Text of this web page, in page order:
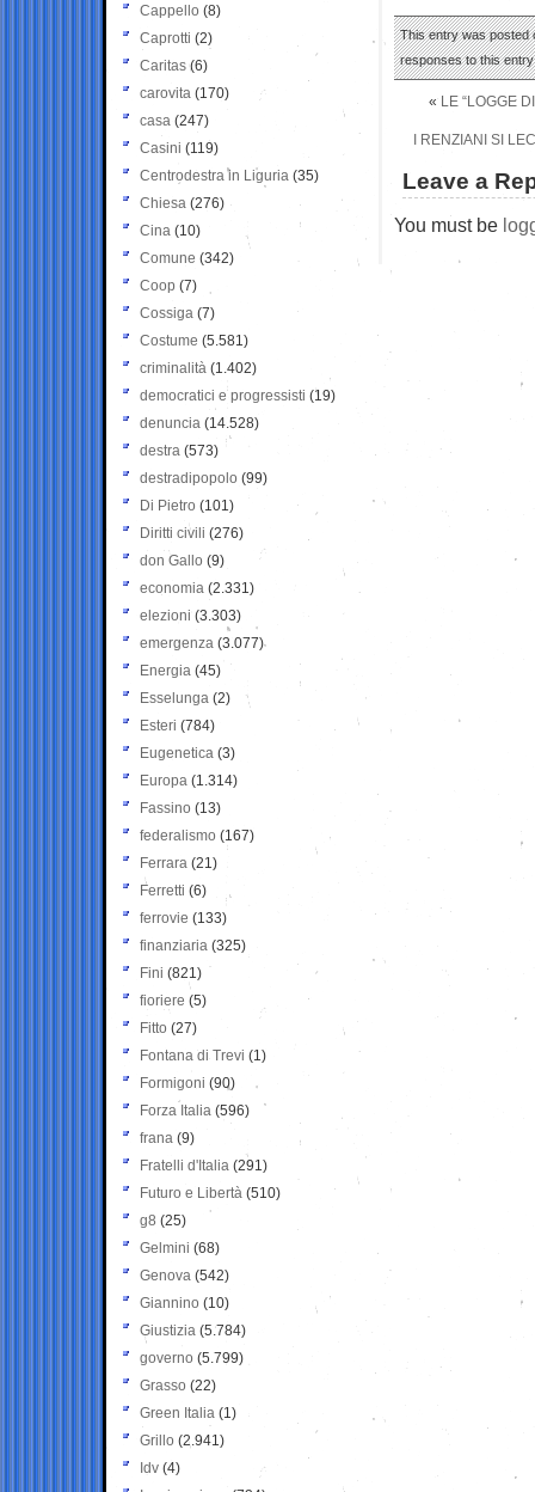
This entry was posted
responses to this
« LE “LOGGE
I RENZIANI SI
Leave a
You must be
Cappello (8)
Caprotti (2)
Caritas (6)
carovita (170)
casa (247)
Casini (119)
Centrodestra in Liguria (35)
Chiesa (276)
Cina (10)
Comune (342)
Coop (7)
Cossiga (7)
Costume (5.581)
criminalità (1.402)
democratici e progressisti (19)
denuncia (14.528)
destra (573)
destradipopolo (99)
Di Pietro (101)
Diritti civili (276)
don Gallo (9)
economia (2.331)
elezioni (3.303)
emergenza (3.077)
Energia (45)
Esselunga (2)
Esteri (784)
Eugenetica (3)
Europa (1.314)
Fassino (13)
federalismo (167)
Ferrara (21)
Ferretti (6)
ferrovie (133)
finanziaria (325)
Fini (821)
fioriere (5)
Fitto (27)
Fontana di Trevi (1)
Formigoni (90)
Forza Italia (596)
frana (9)
Fratelli d'Italia (291)
Futuro e Libertà (510)
g8 (25)
Gelmini (68)
Genova (542)
Giannino (10)
Giustizia (5.784)
governo (5.799)
Grasso (22)
Green Italia (1)
Grillo (2.941)
Idv (4)